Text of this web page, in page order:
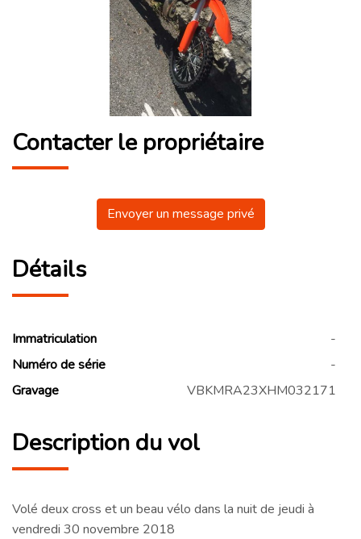
Contacter le propriétaire
Envoyer un message privé
Détails
Immatriculation
-
Numéro de série
-
Gravage
VBKMRA23XHM032171
Description du vol
Volé deux cross et un beau vélo dans la nuit de jeudi à
vendredi 30 novembre 2018